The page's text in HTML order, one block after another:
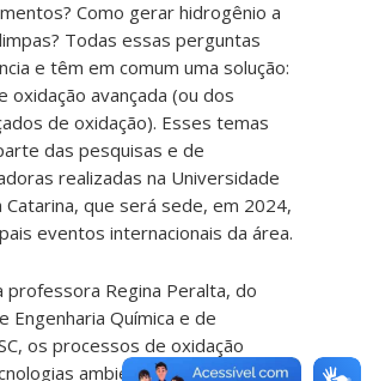
Como gerar hidrogênio a
Todas essas perguntas
e têm em comum uma solução:
oxidação avançada (ou dos
de oxidação). Esses temas
das pesquisas e de
realizadas na Universidade
Catarina, que será sede, em 2024,
eventos internacionais da área.
professora Regina Peralta, do
Engenharia Química e de
os processos de oxidação
ambientalmente